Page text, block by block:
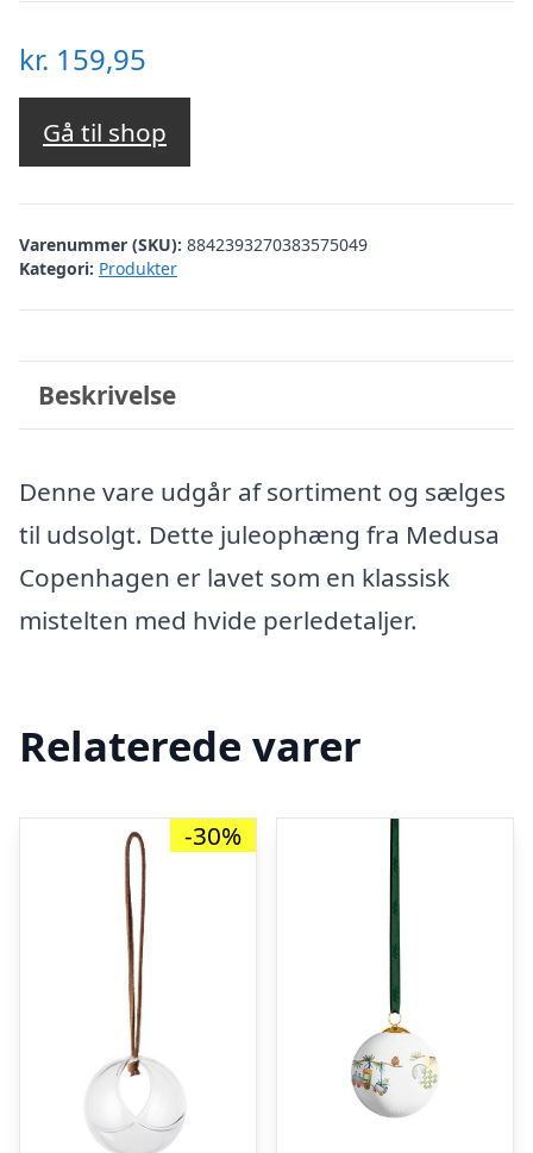
kr. 159,95
Gå til shop
Varenummer (SKU): 8842393270383575049
Kategori: Produkter
Beskrivelse
Denne vare udgår af sortiment og sælges
til udsolgt. Dette juleophæng fra Medusa
Copenhagen er lavet som en klassisk
mistelten med hvide perledetaljer.
Relaterede varer
-30%